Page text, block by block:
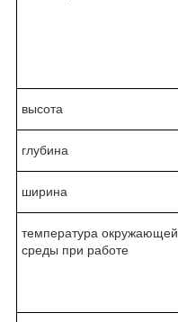
высота
глубина
ширина
температура окружающей
среды при работе